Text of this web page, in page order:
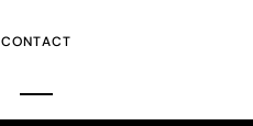
CONTACT